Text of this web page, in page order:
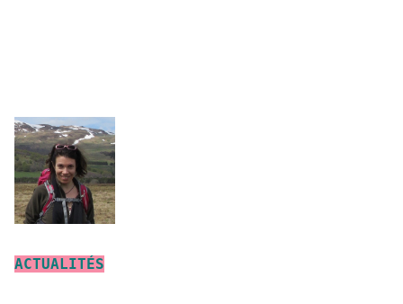
ACTUALITÉS